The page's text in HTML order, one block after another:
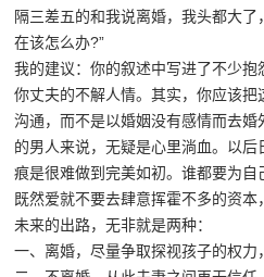
隔三差五的和我说离婚，我头都大
在该怎么办?”
我的建议：你的叙述中写进了不少
你丈夫的不解人情。其实，你应该
沟通，而不是以婚姻没有感情而去
的男人来说，无疑是心里淌血。以
痕是很难做到完美如初。谁都要为自
既然爱就不要去肆意挥霍不多的资本
未来的出路，无非就是两种：
一、离婚，尽量争取探视孩子的权力